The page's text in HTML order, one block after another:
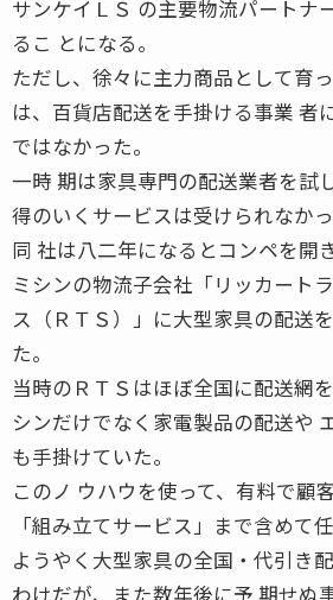
サンケイＬＳ の主要物流パートナ
るこ とになる。
ただし、徐々に主力商品として育
は、百貨店配送を手掛ける事業 者
ではなかった。
一時 期は家具専門の配送業者を試
得のいくサービスは受けられなかっ
同 社は八二年になるとコンペを開
ミシンの物流子会社「リッカート
ス（ＲＴＳ）」に大型家具の配送
た。
当時のＲＴＳはほぼ全国に配送網
シンだけでなく家電製品の配送や
も手掛けていた。
このノ ウハウを使って、有料で顧
「組み立てサービス」まで含めて
ようやく大型家具の全国・代引き
わけだが、また数年後に予 期せぬ